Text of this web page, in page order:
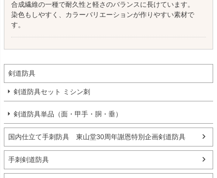
合成繊維の一種で耐久性と軽さのバランスに長けています。
染色もしやすく、カラーバリエーションが作りやすい素材で
す。
剣道防具
剣道防具セット ミシン刺
剣道防具単品（面・甲手・胴・垂）
国内仕立て手刺防具 東山堂30周年謝恩特別企画剣道防具
手刺剣道防具